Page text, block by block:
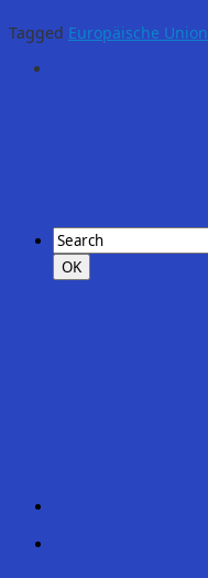
Tagged Europäische Union